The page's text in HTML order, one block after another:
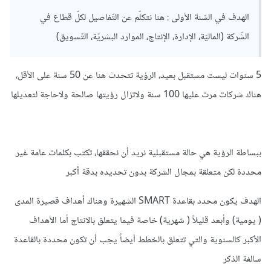
الهدف في السّنة الأولى : هنا نتكلّم عن التّفاصيل لكلّ قطاع في
الشّركة (الماليّة، الإدارة، الإنتاج، الموارد البشريّة، التّسويق)
5 سنوات ليست مستقبل بعيد، الرؤية تتحدث هنا عن 50 سنة على الأقل،
هناك شركات مرت عليها 100 سنة ولاتزال رؤيتها صالحة ولاحاجة لتعديلها
ببساطة الرؤية هي حالة مستقبلية نريد أن نحققها، تكتب بكلمات عامة غير
محددة لكن متعلقة بمجال الشركة بدون تحديده بدقة أكبر
الهدف يكون محدد بقاعدة SMART الشهيرة وهناك أهداف قصيرة المدى
( يومية) وأبعد قليلاً ( شهرية) خاصة فيما يتعلق بالانتاج أما الأهداف
الأكبر كالسنوية والتي تتعلق بالخطط أيضاً يجب أن تكون محددة بالقاعدة
سالفة الذكر